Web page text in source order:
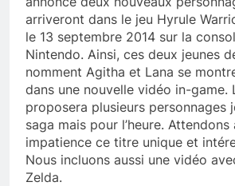
arriveront dans le jeu Hyrule
le 13 septembre 2014 sur la
Nintendo. Ainsi, ces deux jeunes
nomment Agitha et Lana se
dans une nouvelle vidéo in-game.
proposera plusieurs personnages
saga mais pour l’heure. Attendons
impatience ce titre unique et
Nous incluons aussi une vidéo
Zelda.